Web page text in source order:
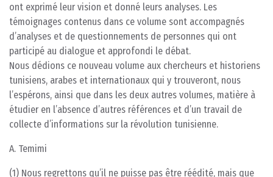
ont exprimé leur vision et donné leurs analyses. Les
témoignages contenus dans ce volume sont accompagnés
d’analyses et de questionnements de personnes qui ont
participé au dialogue et approfondi le débat.
Nous dédions ce nouveau volume aux chercheurs et historiens
tunisiens, arabes et internationaux qui y trouveront, nous
l’espérons, ainsi que dans les deux autres volumes, matière à
étudier en l’absence d’autres références et d’un travail de
collecte d’informations sur la révolution tunisienne.
A. Temimi
(1) Nous regrettons qu’il ne puisse pas être réédité, mais que